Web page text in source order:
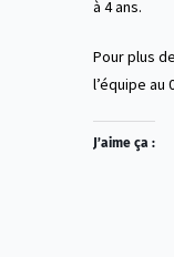
à 4 ans.
Pour plus
l’équipe au
J’aime ça :